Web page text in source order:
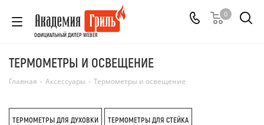
ОФИЦИАЛЬНЫЙ ДИЛЕР WEBER
0
ТЕРМОМЕТРЫ И ОСВЕЩЕНИЕ
Главная - Аксессуары - Термометры и освещение
ТЕРМОМЕТРЫ ДЛЯ ДУХОВКИ ТЕРМОМЕТРЫ ДЛЯ СТЕЙКА